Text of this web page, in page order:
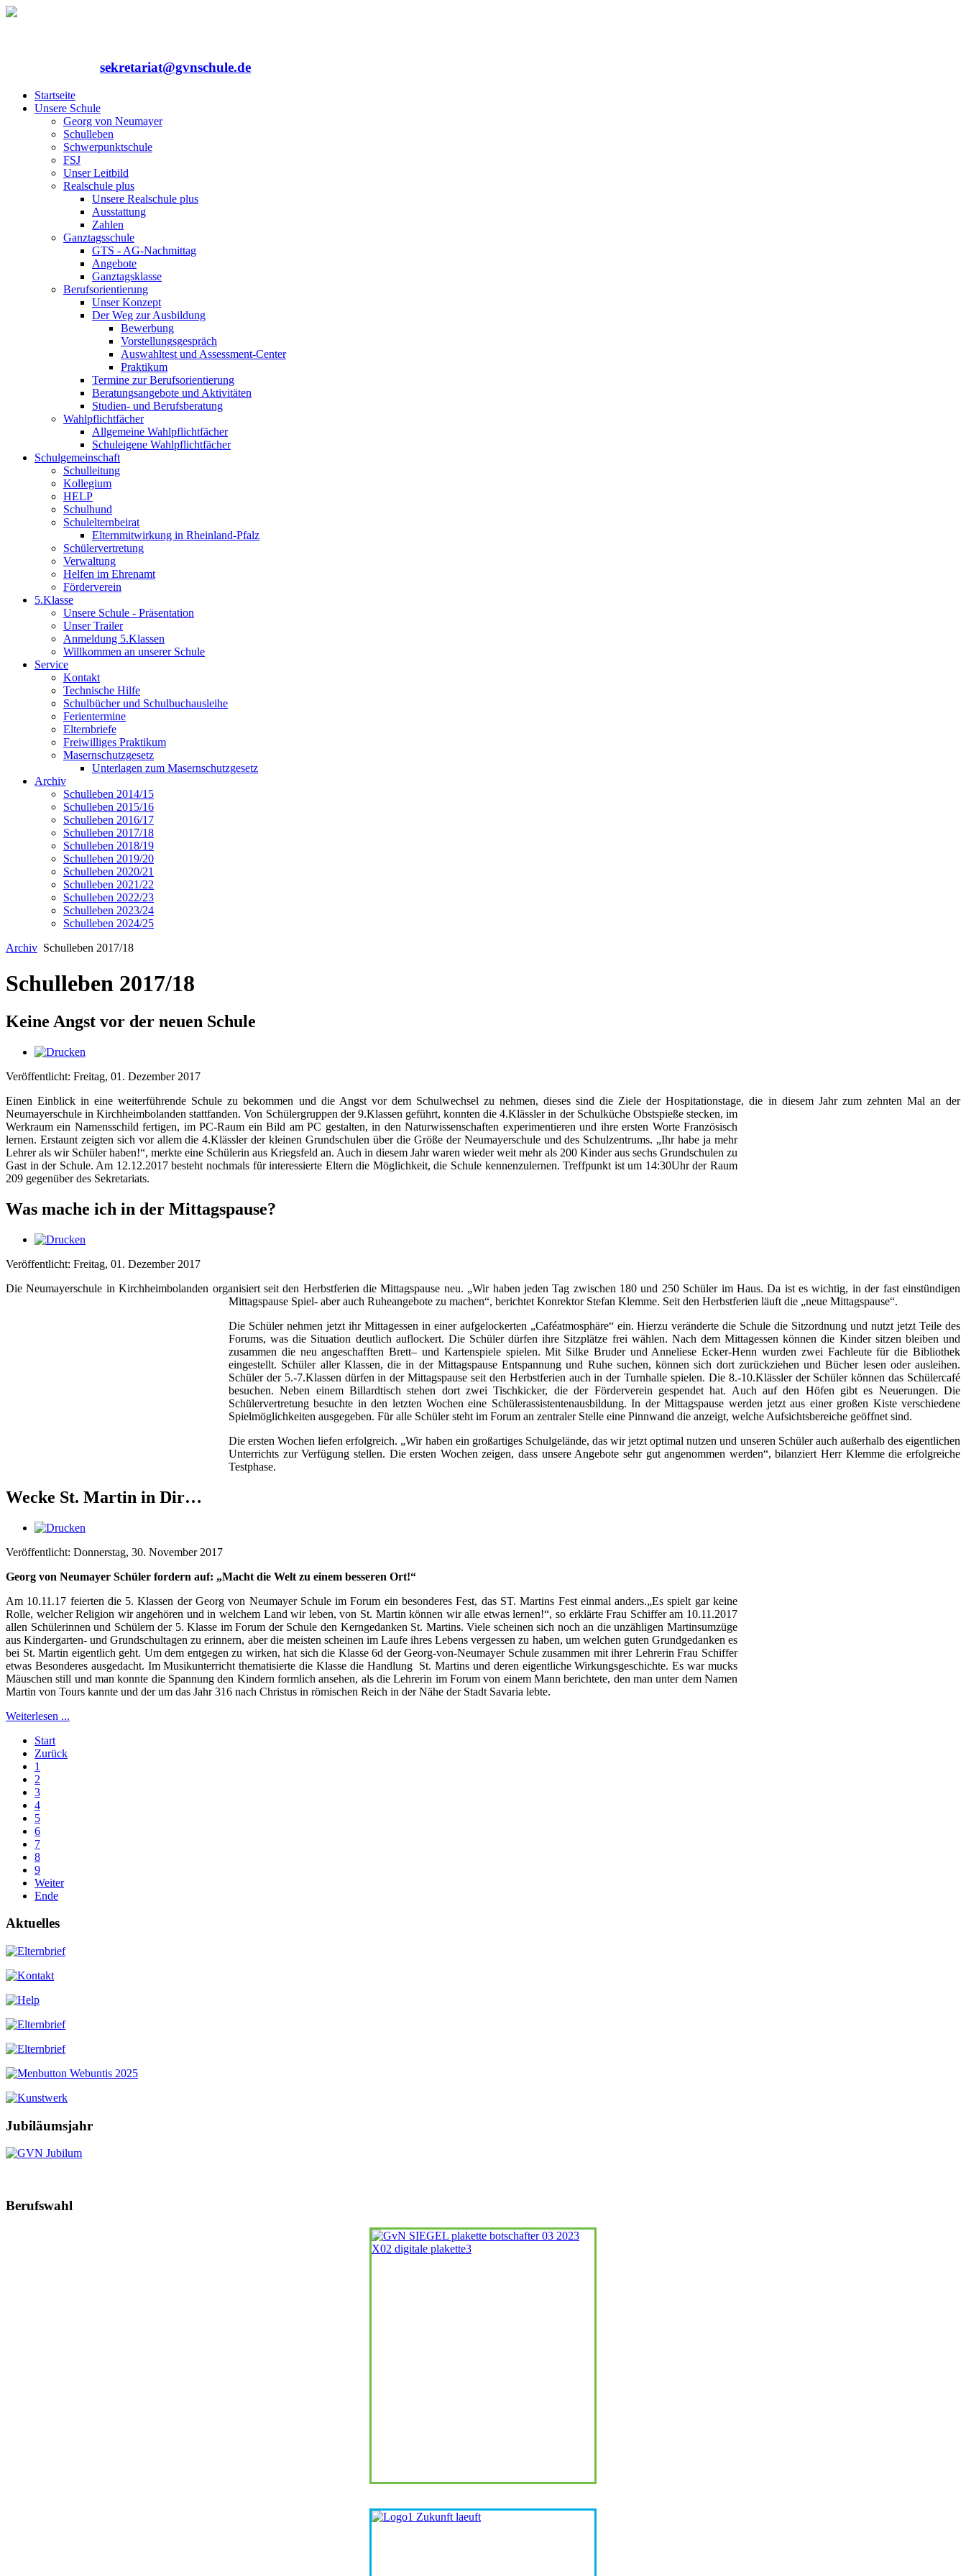
sekretariat@gvnschule.de
Startseite
Unsere Schule
Georg von Neumayer
Schulleben
Schwerpunktschule
FSJ
Unser Leitbild
Realschule plus
Unsere Realschule plus
Ausstattung
Zahlen
Ganztagsschule
GTS - AG-Nachmittag
Angebote
Ganztagsklasse
Berufsorientierung
Unser Konzept
Der Weg zur Ausbildung
Bewerbung
Vorstellungsgespräch
Auswahltest und Assessment-Center
Praktikum
Termine zur Berufsorientierung
Beratungsangebote und Aktivitäten
Studien- und Berufsberatung
Wahlpflichtfächer
Allgemeine Wahlpflichtfächer
Schuleigene Wahlpflichtfächer
Schulgemeinschaft
Schulleitung
Kollegium
HELP
Schulhund
Schulelternbeirat
Elternmitwirkung in Rheinland-Pfalz
Schülervertretung
Verwaltung
Helfen im Ehrenamt
Förderverein
5.Klasse
Unsere Schule - Präsentation
Unser Trailer
Anmeldung 5.Klassen
Willkommen an unserer Schule
Service
Kontakt
Technische Hilfe
Schulbücher und Schulbuchausleihe
Ferientermine
Elternbriefe
Freiwilliges Praktikum
Masernschutzgesetz
Unterlagen zum Masernschutzgesetz
Archiv
Schulleben 2014/15
Schulleben 2015/16
Schulleben 2016/17
Schulleben 2017/18
Schulleben 2018/19
Schulleben 2019/20
Schulleben 2020/21
Schulleben 2021/22
Schulleben 2022/23
Schulleben 2023/24
Schulleben 2024/25
Archiv Schulleben 2017/18
Schulleben 2017/18
Keine Angst vor der neuen Schule
Veröffentlicht: Freitag, 01. Dezember 2017
Einen Einblick in eine weiterführende Schule zu bekommen und die Angst vor dem Schulwechsel zu nehmen, dieses sind die Ziele der Hospitationstage, die in diesem Jahr zum zehnten Mal an der
Neumayerschule in Kirchheimbolanden stattfanden. Von Schülergruppen der 9.Klassen geführt, konnten die 4.Klässler in der Schulküche Obstspieße stecken, im
Werkraum ein Namensschild fertigen, im PC-Raum ein Bild am PC gestalten, in den Naturwissenschaften experimentieren und ihre ersten Worte Französisch
lernen. Erstaunt zeigten sich vor allem die 4.Klässler der kleinen Grundschulen über die Größe der Neumayerschule und des Schulzentrums. „Ihr habe ja mehr
Lehrer als wir Schüler haben!“, merkte eine Schülerin aus Kriegsfeld an. Auch in diesem Jahr waren wieder weit mehr als 200 Kinder aus sechs Grundschulen zu
Gast in der Schule. Am 12.12.2017 besteht nochmals für interessierte Eltern die Möglichkeit, die Schule kennenzulernen. Treffpunkt ist um 14:30Uhr der Raum
209 gegenüber des Sekretariats.
Was mache ich in der Mittagspause?
Veröffentlicht: Freitag, 01. Dezember 2017
Die Neumayerschule in Kirchheimbolanden organisiert seit den Herbstferien die Mittagspause neu. „Wir haben jeden Tag zwischen 180 und 250 Schüler im Haus. Da ist es wichtig, in der fast einstündigen
Mittagspause Spiel- aber auch Ruheangebote zu machen“, berichtet Konrektor Stefan Klemme. Seit den Herbstferien läuft die „neue Mittagspause“.
Die Schüler nehmen jetzt ihr Mittagessen in einer aufgelockerten „Caféatmosphäre“ ein. Hierzu veränderte die Schule die Sitzordnung und nutzt jetzt Teile des
Forums, was die Situation deutlich auflockert. Die Schüler dürfen ihre Sitzplätze frei wählen. Nach dem Mittagessen können die Kinder sitzen bleiben und
zusammen die neu angeschafften Brett– und Kartenspiele spielen. Mit Silke Bruder und Anneliese Ecker-Henn wurden zwei Fachleute für die Bibliothek
eingestellt. Schüler aller Klassen, die in der Mittagspause Entspannung und Ruhe suchen, können sich dort zurückziehen und Bücher lesen oder ausleihen.
Schüler der 5.-7.Klassen dürfen in der Mittagspause seit den Herbstferien auch in der Turnhalle spielen. Die 8.-10.Klässler der Schüler können das Schülercafé
besuchen. Neben einem Billardtisch stehen dort zwei Tischkicker, die der Förderverein gespendet hat. Auch auf den Höfen gibt es Neuerungen. Die
Schülervertretung besuchte in den letzten Wochen eine Schülerassistentenausbildung. In der Mittagspause werden jetzt aus einer großen Kiste verschiedene
Spielmöglichkeiten ausgegeben. Für alle Schüler steht im Forum an zentraler Stelle eine Pinnwand die anzeigt, welche Aufsichtsbereiche geöffnet sind.
Die ersten Wochen liefen erfolgreich. „Wir haben ein großartiges Schulgelände, das wir jetzt optimal nutzen und unseren Schüler auch außerhalb des eigentlichen
Unterrichts zur Verfügung stellen. Die ersten Wochen zeigen, dass unsere Angebote sehr gut angenommen werden“, bilanziert Herr Klemme die erfolgreiche
Testphase.
Wecke St. Martin in Dir…
Veröffentlicht: Donnerstag, 30. November 2017
Georg von Neumayer Schüler fordern auf: „Macht die Welt zu einem besseren Ort!“
Am 10.11.17 feierten die 5. Klassen der Georg von Neumayer Schule im Forum ein besonderes Fest, das ST. Martins Fest einmal anders.„Es spielt gar keine
Rolle, welcher Religion wir angehören und in welchem Land wir leben, von St. Martin können wir alle etwas lernen!“, so erklärte Frau Schiffer am 10.11.2017
allen Schülerinnen und Schülern der 5. Klasse im Forum der Schule den Kerngedanken St. Martins. Viele scheinen sich noch an die unzähligen Martinsumzüge
aus Kindergarten- und Grundschultagen zu erinnern, aber die meisten scheinen im Laufe ihres Lebens vergessen zu haben, um welchen guten Grundgedanken es
bei St. Martin eigentlich geht. Um dem entgegen zu wirken, hat sich die Klasse 6d der Georg-von-Neumayer Schule zusammen mit ihrer Lehrerin Frau Schiffer
etwas Besonderes ausgedacht. Im Musikunterricht thematisierte die Klasse die Handlung St. Martins und deren eigentliche Wirkungsgeschichte. Es war mucks
Mäuschen still und man konnte die Spannung den Kindern formlich ansehen, als die Lehrerin im Forum von einem Mann berichtete, den man unter dem Namen
Martin von Tours kannte und der um das Jahr 316 nach Christus in römischen Reich in der Nähe der Stadt Savaria lebte.
Weiterlesen ...
Start
Zurück
1
2
3
4
5
6
7
8
9
Weiter
Ende
Aktuelles
Jubiläumsjahr
Berufswahl